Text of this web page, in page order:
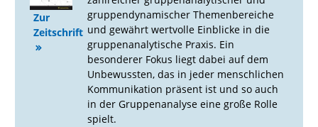
Zur
Zeitschrift
gruppendynamischer Themenbereiche
und gewährt wertvolle Einblicke in die
gruppenanalytische Praxis. Ein
besonderer Fokus liegt dabei auf dem
Unbewussten, das in jeder menschlichen
Kommunikation präsent ist und so auch
in der Gruppenanalyse eine große Rolle
spielt.